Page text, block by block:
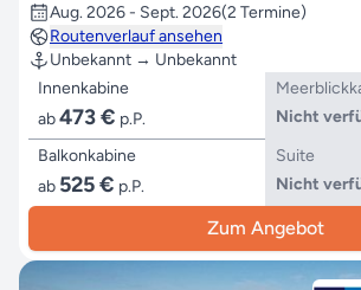
Aug. 2026 - Sept. 2026(2 Termine)
Routenverlauf ansehen
Unbekannt → Unbekannt
Innenkabine
ab473 € p.P.
Nicht
Balkonkabine
ab 525 € p.P.
Suite
Nicht
Zum Angebot